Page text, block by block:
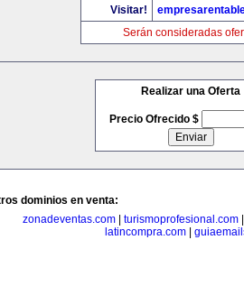
Visitar!
Serán consideradas
Realizar una Oferta
Precio Ofrecido $
dominios en venta:
zonadeventas.com| turismoprofesional.com
latincompra.com|